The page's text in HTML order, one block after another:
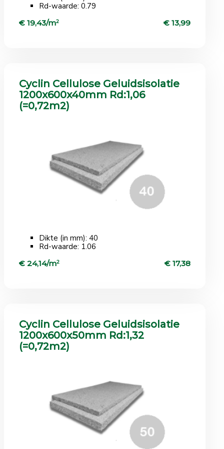
Rd-waarde: 0.79
€ 19,43/m2 € 13,99
Cyclin Cellulose Geluidsisolatie
1200x600x40mm Rd:1,06
(=0,72m2) ​
Dikte (in mm): 40
Rd-waarde: 1.06
€ 24,14/m2 € 17,38
Cyclin Cellulose Geluidsisolatie
1200x600x50mm Rd:1,32
(=0,72m2)